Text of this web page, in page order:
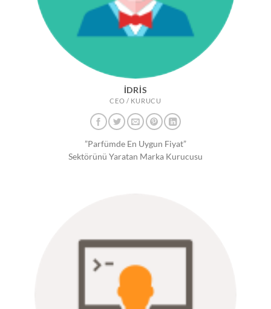
İDRIS
CEO / KURUCU
”Parfümde En Uygun Fiyat”
Sektörünü Yaratan Marka Kurucusu